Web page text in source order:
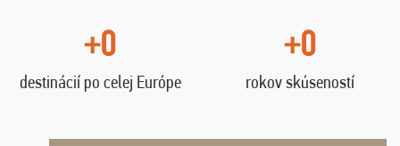
+0
destinácií po celej Európe
+0
rokov skúseností